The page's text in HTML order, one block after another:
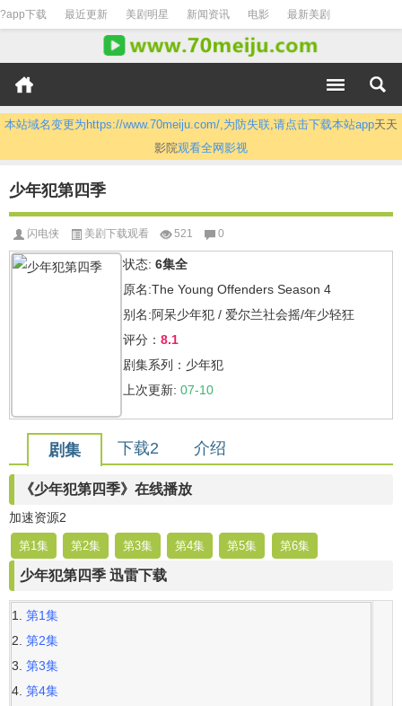
?app下载 最近更新 美剧明星 新闻资讯 电影 最新美剧
本站域名变更为https://www.70meiju.com/,为防失联,请点击下载本站app天天
影院观看全网影视
少年犯第四季
闪电侠 美剧下载观看 521 0
状态: 6集全
原名:The Young Offenders Season 4
别名:阿呆少年犯 / 爱尔兰社会摇/年少轻狂
评分： 8.1
剧集系列：少年犯
上次更新: 07-10
剧集 下载2 介绍
《少年犯第四季》在线播放
加速资源2
第1集 第2集 第3集 第4集 第5集 第6集
少年犯第四季 迅雷下载
第1集
第2集
第3集
第4集